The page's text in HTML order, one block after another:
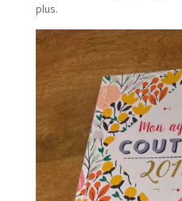
plus.